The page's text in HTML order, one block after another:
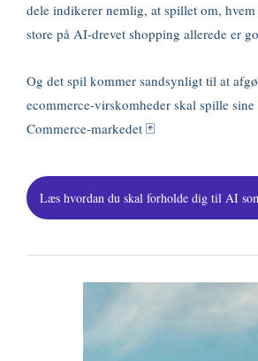
dele indikerer nemlig, at spillet om,
store på AI-drevet shopping allerede er
Og det spil kommer sandsynligt til at
ecommerce-virskomheder skal spille
Commerce-markedet 🃏
Læs hvordan du skal forholde dig til AI